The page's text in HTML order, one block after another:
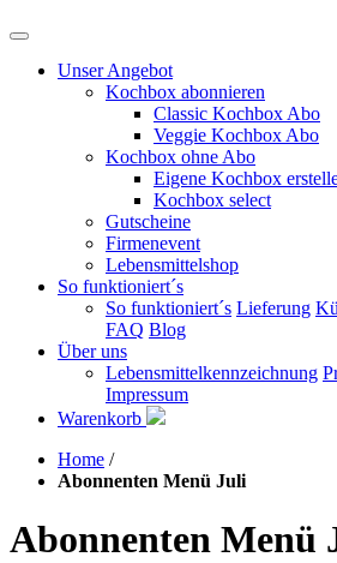
Unser Angebot
Kochbox abonnieren
Classic Kochbox Abo
Veggie Kochbox Abo
Kochbox ohne Abo
Eigene Kochbox
Kochbox select
Gutscheine
Firmenevent
Lebensmittelshop
So funktioniert´s
So funktioniert´s Lieferung
FAQ Blog
Über uns
Lebensmittelkennzeichnung
Impressum
Warenkorb
Home /
Abonnenten Menü Juli
Abonnenten Menü